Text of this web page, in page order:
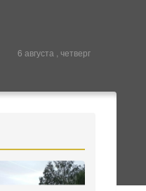
6 августа , четверг